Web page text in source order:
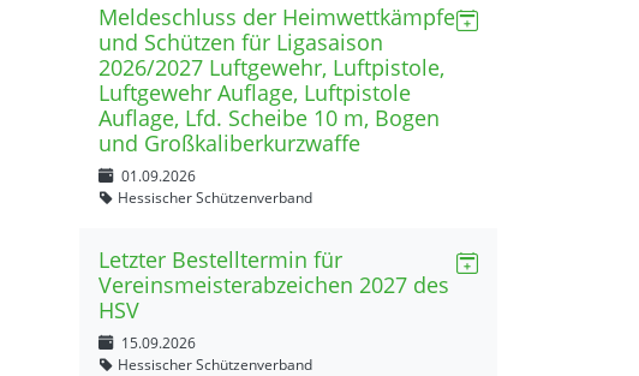
Meldeschluss der Heimwettkämpfe
und Schützen für Ligasaison
2026/2027 Luftgewehr, Luftpistole,
Luftgewehr Auflage, Luftpistole
Auflage, Lfd. Scheibe 10 m, Bogen
und Großkaliberkurzwaffe
01.09.2026
Hessischer Schützenverband
Letzter Bestelltermin für
Vereinsmeisterabzeichen 2027 des
HSV
15.09.2026
Hessischer Schützenverband